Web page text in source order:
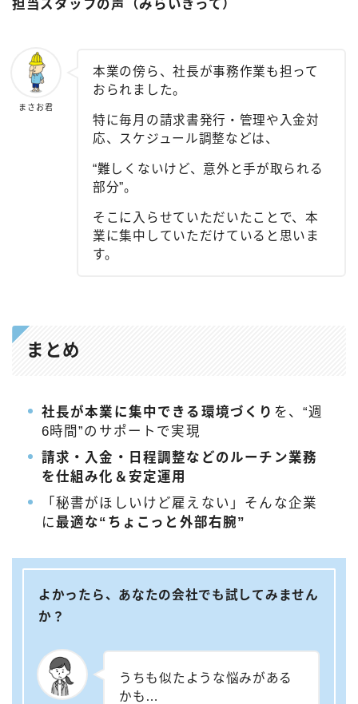
担当スタッフの声（みらいきって）
まさお君
本業の傍ら、社長が事務作業も担って
おられました。
特に毎月の請求書発行・管理や入金対
応、スケジュール調整などは、
“難しくないけど、意外と手が取られる
部分”。
そこに入らせていただいたことで、本
業に集中していただけていると思いま
す。
まとめ
社長が本業に集中できる環境づくり を、“週
6時間”のサポートで実現
請求・入金・日程調整などのルーチン業務
を仕組み化＆安定運用
「秘書がほしいけど雇えない」そんな企業
に最適な“ちょこっと外部右腕”
よかったら、あなたの会社でも試してみません
か？
うちも似たような悩みがある
かも…